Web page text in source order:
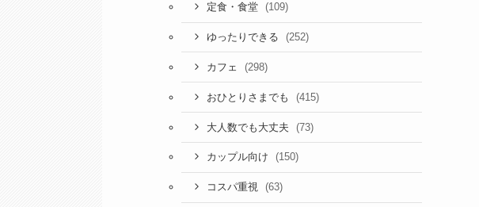
定食・食堂 (109)
ゆったりできる (252)
カフェ (298)
おひとりさまでも (415)
大人数でも大丈夫 (73)
カップル向け (150)
コスパ重視 (63)